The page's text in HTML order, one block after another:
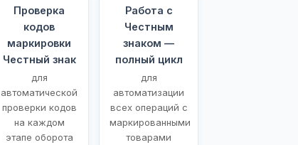
Проверка
кодов
маркировки
Честный знак
для
автоматической
проверки кодов
на каждом
этапе оборота
Работа с
Честным
знаком —
полный цикл
для
автоматизации
всех операций с
маркированными
товарами